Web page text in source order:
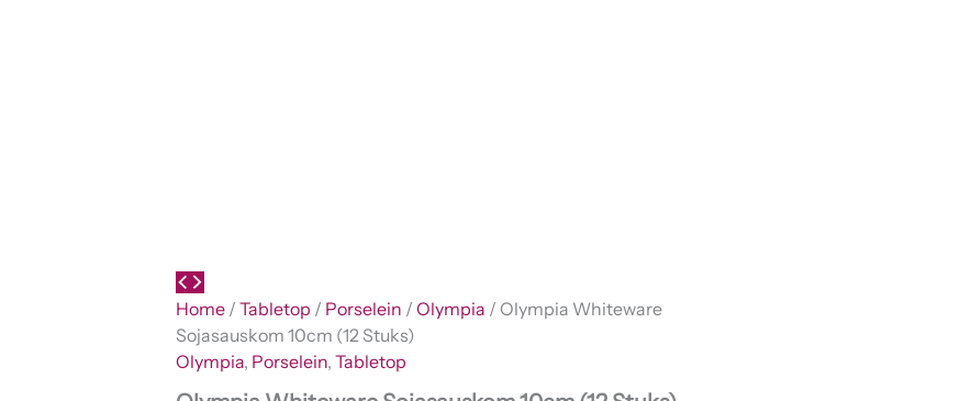
Home / Tabletop / Porselein / Olympia / Olympia Whiteware
Sojasauskom 10cm (12 Stuks)
Olympia, Porselein, Tabletop